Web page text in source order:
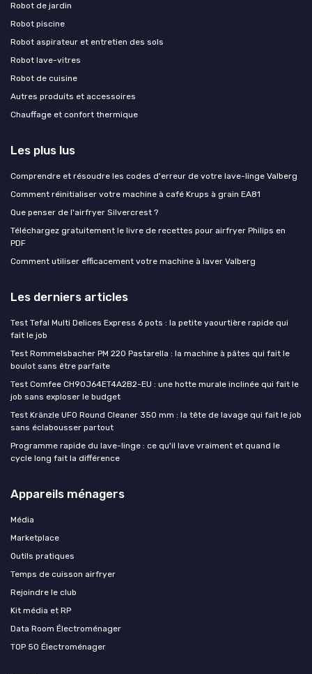
Robot de jardin
Robot piscine
Robot aspirateur et entretien des sols
Robot lave-vitres
Robot de cuisine
Autres produits et accessoires
Chauffage et confort thermique
Les plus lus
Comprendre et résoudre les codes d'erreur de votre lave-linge Valberg
Comment réinitialiser votre machine à café Krups à grain EA81
Que penser de l'airfryer Silvercrest ?
Téléchargez gratuitement le livre de recettes pour airfryer Philips en
PDF
Comment utiliser efficacement votre machine à laver Valberg
Les derniers articles
Test Tefal Multi Delices Express 6 pots : la petite yaourtière rapide qui
fait le job
Test Rommelsbacher PM 220 Pastarella : la machine à pâtes qui fait le
boulot sans être parfaite
Test Comfee CH90J64ET4A2B2-EU : une hotte murale inclinée qui fait le
job sans exploser le budget
Test Kränzle UFO Round Cleaner 350 mm : la tête de lavage qui fait le job
sans éclabousser partout
Programme rapide du lave-linge : ce qu'il lave vraiment et quand le
cycle long fait la différence
Appareils ménagers
Média
Marketplace
Outils pratiques
Temps de cuisson airfryer
Rejoindre le club
Kit média et RP
Data Room Électroménager
TOP 50 Électroménager